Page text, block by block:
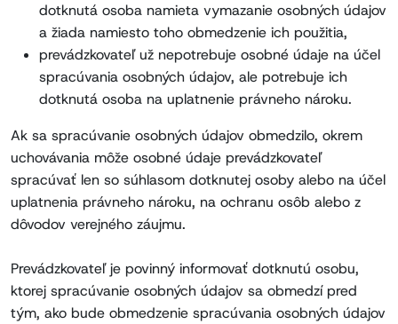
dotknutá osoba namieta vymazanie osobných údajov
a žiada namiesto toho obmedzenie ich použitia,
prevádzkovateľ už nepotrebuje osobné údaje na účel
spracúvania osobných údajov, ale potrebuje ich
dotknutá osoba na uplatnenie právneho nároku.
Ak sa spracúvanie osobných údajov obmedzilo, okrem
uchovávania môže osobné údaje prevádzkovateľ
spracúvať len so súhlasom dotknutej osoby alebo na účel
uplatnenia právneho nároku, na ochranu osôb alebo z
dôvodov verejného záujmu.
Prevádzkovateľ je povinný informovať dotknutú osobu,
ktorej spracúvanie osobných údajov sa obmedzí pred
tým, ako bude obmedzenie spracúvania osobných údajov